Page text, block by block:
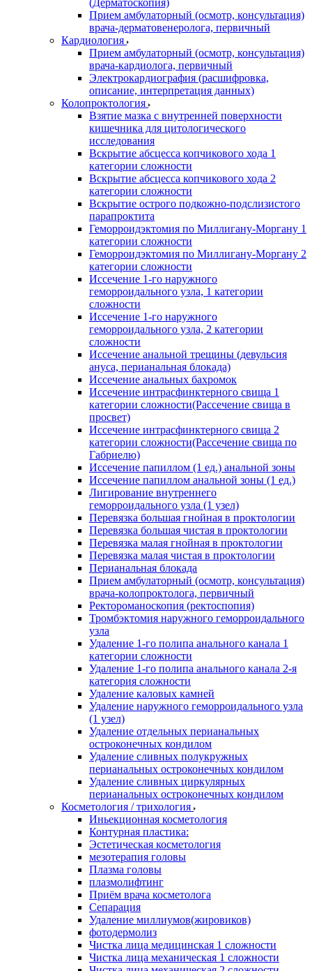
(Дерматоскопия)
Прием амбулаторный (осмотр, консультация)
врача-дерматовенеролога, первичный
Кардиология
Прием амбулаторный (осмотр, консультация)
врача-кардиолога, первичный
Электрокардиография (расшифровка,
описание, интерпретация данных)
Колопроктология
Взятие мазка с внутренней поверхности
кишечника для цитологического
исследования
Вскрытие абсцесса копчикового хода 1
категории сложности
Вскрытие абсцесса копчикового хода 2
категории сложности
Вскрытие острого подкожно-подслизистого
парапроктита
Геморроидэктомия по Миллигану-Моргану 1
категории сложности
Геморроидэктомия по Миллигану-Моргану 2
категории сложности
Иссечение 1-го наружного
геморроидального узла, 1 категории
сложности
Иссечение 1-го наружного
геморроидального узла, 2 категории
сложности
Иссечение анальной трещины (девульсия
ануса, перианальная блокада)
Иссечение анальных бахромок
Иссечение интрасфинктерного свища 1
категории сложности(Рассечение свища в
просвет)
Иссечение интрасфинктерного свища 2
категории сложности(Рассечение свища по
Габриелю)
Иссечение папиллом (1 ед.) анальной зоны
Иссечение папиллом анальной зоны (1 ед.)
Лигирование внутреннего
геморроидального узла (1 узел)
Перевязка большая гнойная в проктологии
Перевязка большая чистая в проктологии
Перевязка малая гнойная в проктологии
Перевязка малая чистая в проктологии
Перианальная блокада
Прием амбулаторный (осмотр, консультация)
врача-колопроктолога, первичный
Ректороманоскопия (ректоспопия)
Тромбэктомия наружного геморроидального
узла
Удаление 1-го полипа анального канала 1
категории сложности
Удаление 1-го полипа анального канала 2-я
категория сложности
Удаление каловых камней
Удаление наружного геморроидального узла
(1 узел)
Удаление отдельных перианальных
остроконечных кондилом
Удаление сливных полукружных
перианальных остроконечных кондилом
Удаление сливных циркулярных
перианальных остроконечных кондилом
Косметология / трихология
Иньекционная косметология
Контурная пластика:
Эстетическая косметология
мезотерапия головы
Плазма головы
плазмолифтинг
Приём врача косметолога
Сепарация
Удаление миллиумов(жировиков)
фотодермолиз
Чистка лица медицинская 1 сложности
Чистка лица механическая 1 сложности